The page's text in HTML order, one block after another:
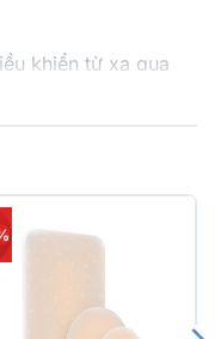
khiển từ xa qua
dõi và ghi nhận
độ.